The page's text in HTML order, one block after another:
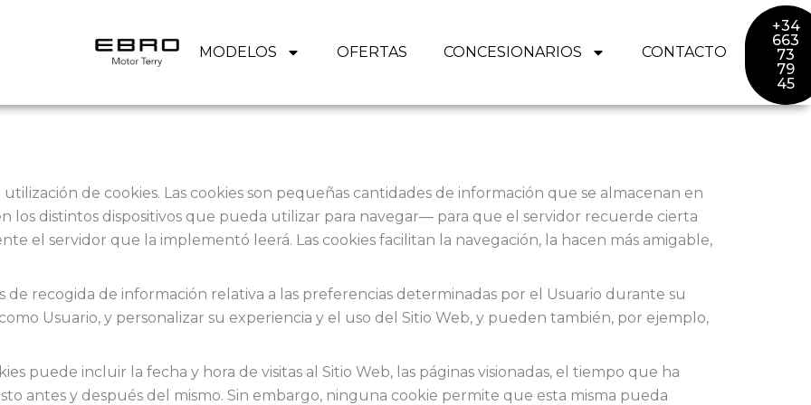
MODELOS OFERTAS CONCESIONARIOS CONTACTO
+34
663
73
79
45
de cookies. Las cookies son pequeñas cantidades de información que se almacenan en
los distintos dispositivos que pueda utilizar para navegar— para que el servidor recuerde cierta
el servidor que la implementó leerá. Las cookies facilitan la navegación, la hacen más amigable,
de recogida de información relativa a las preferencias determinadas por el Usuario durante su
Usuario, y personalizar su experiencia y el uso del Sitio Web, y pueden también, por ejemplo,
puede incluir la fecha y hora de visitas al Sitio Web, las páginas visionadas, el tiempo que ha
antes y después del mismo. Sin embargo, ninguna cookie permite que esta misma pueda